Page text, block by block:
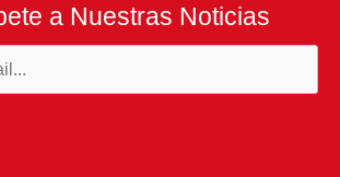
a Nuestras Noticias